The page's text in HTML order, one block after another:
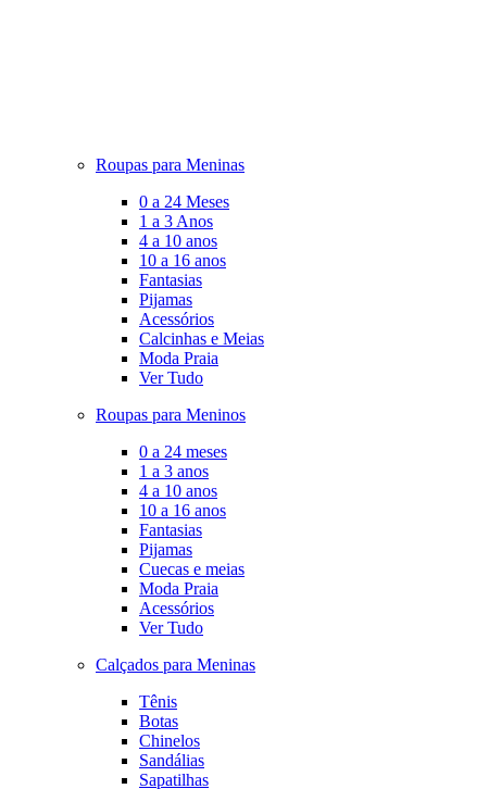
Roupas para Meninas
0 a 24 Meses
1 a 3 Anos
4 a 10 anos
10 a 16 anos
Fantasias
Pijamas
Acessórios
Calcinhas e Meias
Moda Praia
Ver Tudo
Roupas para Meninos
0 a 24 meses
1 a 3 anos
4 a 10 anos
10 a 16 anos
Fantasias
Pijamas
Cuecas e meias
Moda Praia
Acessórios
Ver Tudo
Calçados para Meninas
Tênis
Botas
Chinelos
Sandálias
Sapatilhas